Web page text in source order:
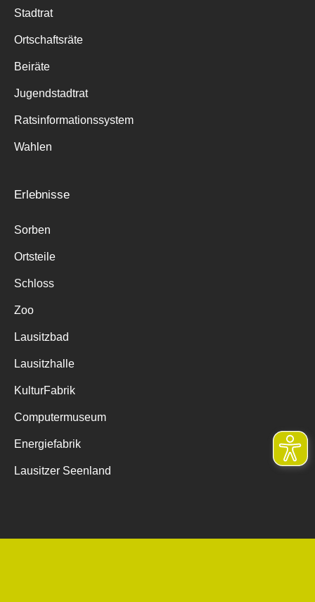
Stadtrat
Ortschaftsräte
Beiräte
Jugendstadtrat
Ratsinformationssystem
Wahlen
Erlebnisse
Sorben
Ortsteile
Schloss
Zoo
Lausitzbad
Lausitzhalle
KulturFabrik
Computermuseum
Energiefabrik
Lausitzer Seenland